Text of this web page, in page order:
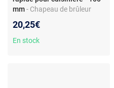
mm- Chapeau de brûleur
émaillée noire - compatible
modèles Faure
20,25€
En stock